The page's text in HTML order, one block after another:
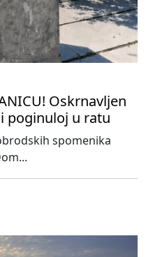
Oskrnavljen
poginuloj u ratu
spomenika